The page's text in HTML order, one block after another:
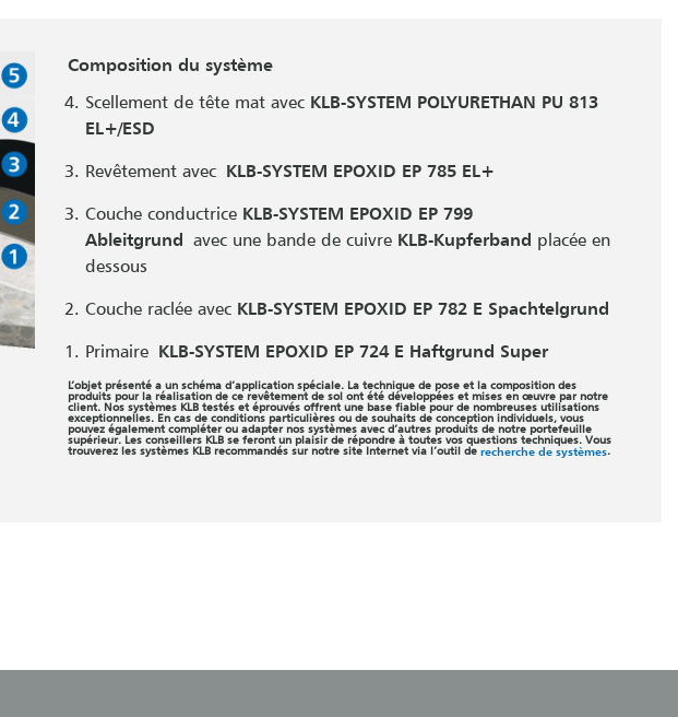
Composition du système
Scellement de tête mat avec KLB-SYSTEM POLYURETHAN PU 813
EL+/ESD
Revêtement avec KLB-SYSTEM EPOXID EP 785 EL+
Couche conductrice KLB-SYSTEM EPOXID EP 799
Ableitgrund avec une bande de cuivre KLB-Kupferband placée en
dessous
Couche raclée avec KLB-SYSTEM EPOXID EP 782 E Spachtelgrund
Primaire KLB-SYSTEM EPOXID EP 724 E Haftgrund Super
L’objet présenté a un schéma d’application spéciale. La technique de pose et la composition des
produits pour la réalisation de ce revêtement de sol ont été développées et mises en œuvre par notre
client. Nos systèmes KLB testés et éprouvés offrent une base fiable pour de nombreuses utilisations
exceptionnelles. En cas de conditions particulières ou de souhaits de conception individuels, vous
pouvez également compléter ou adapter nos systèmes avec d’autres produits de notre portefeuille
supérieur. Les conseillers KLB se feront un plaisir de répondre à toutes vos questions techniques. Vous
trouverez les systèmes KLB recommandés sur notre site Internet via l’outil de recherche de systèmes.